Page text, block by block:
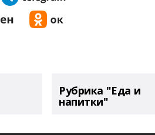
Рубрика "Еда и
напитки"